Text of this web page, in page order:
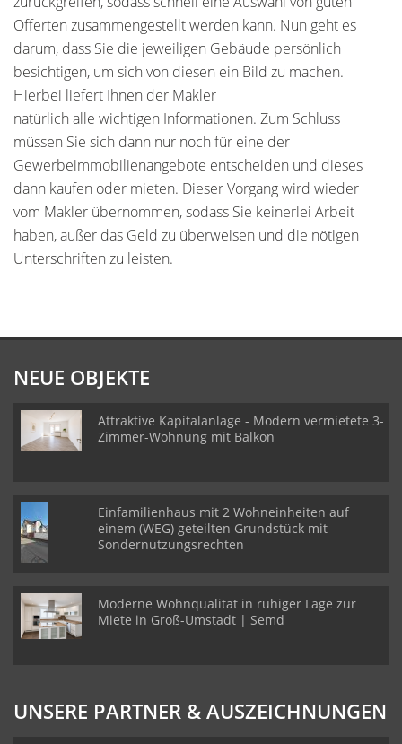
Offerten zusammengestellt werden kann. Nun geht es
darum, dass Sie die jeweiligen Gebäude persönlich
besichtigen, um sich von diesen ein Bild zu machen.
Hierbei liefert Ihnen der Makler
natürlich alle wichtigen Informationen. Zum Schluss
müssen Sie sich dann nur noch für eine der
Gewerbeimmobilienangebote entscheiden und dieses
dann kaufen oder mieten. Dieser Vorgang wird wieder
vom Makler übernommen, sodass Sie keinerlei Arbeit
haben, außer das Geld zu überweisen und die nötigen
Unterschriften zu leisten.
NEUE OBJEKTE
Attraktive Kapitalanlage - Modern vermietete 3-
Zimmer-Wohnung mit Balkon
Einfamilienhaus mit 2 Wohneinheiten auf
einem (WEG) geteilten Grundstück mit
Sondernutzungsrechten
Moderne Wohnqualität in ruhiger Lage zur
Miete in Groß-Umstadt | Semd
UNSERE PARTNER & AUSZEICHNUNGEN